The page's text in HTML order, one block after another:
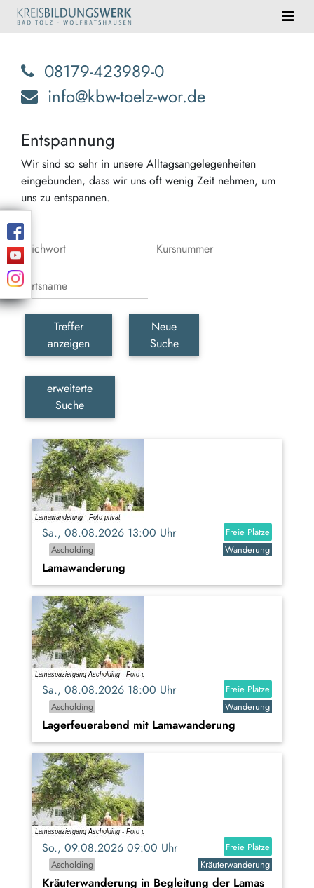
08179-423989-0
info@kbw-toelz-wor.de
Entspannung
Wir sind so sehr in unsere Alltagsangelegenheiten
eingebunden, dass wir uns oft wenig Zeit nehmen, um
uns zu entspannen.
Treffer
anzeigen
Neue
Suche
erweiterte
Suche
Sa., 08.08.2026 13:00 Uhr
Freie Plätze
Ascholding
Wanderung
Lamawanderung
Sa., 08.08.2026 18:00 Uhr
Freie Plätze
Ascholding
Wanderung
Lagerfeuerabend mit Lamawanderung
So., 09.08.2026 09:00 Uhr
Freie Plätze
Ascholding
Kräuterwanderung
Kräuterwanderung in Begleitung der Lamas